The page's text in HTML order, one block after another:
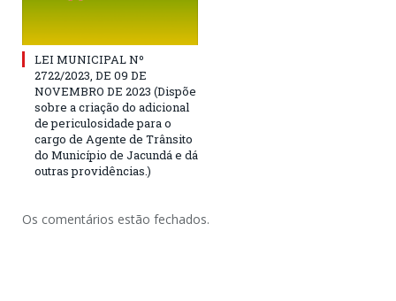
LEI MUNICIPAL Nº
2722/2023, DE 09 DE
NOVEMBRO DE 2023 (Dispõe
sobre a criação do adicional
de periculosidade para o
cargo de Agente de Trânsito
do Município de Jacundá e dá
outras providências.)
Os comentários estão fechados.